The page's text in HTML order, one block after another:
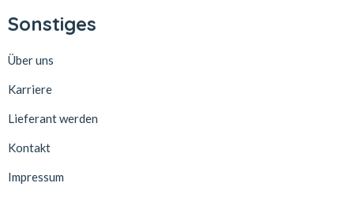
Sonstiges
Über uns
Karriere
Lieferant werden
Kontakt
Impressum